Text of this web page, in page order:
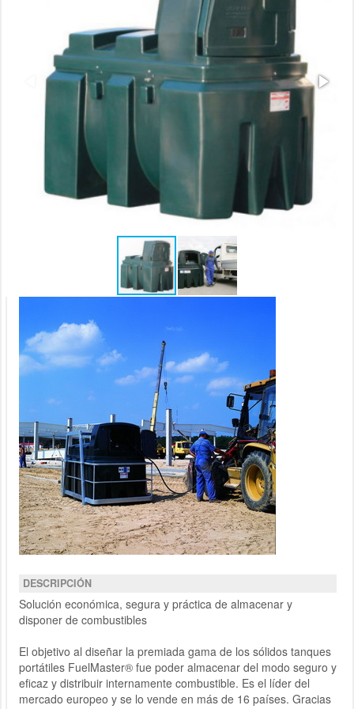
DESCRIPCIÓN
Solución económica, segura y práctica de almacenar y
disponer de combustibles
El objetivo al diseñar la premiada gama de los sólidos tanques
portátiles FuelMaster® fue poder almacenar del modo seguro y
eficaz y distribuir internamente combustible. Es el líder del
mercado europeo y se lo vende en más de 16 países. Gracias